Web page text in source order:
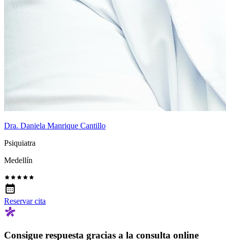
Dra. Daniela Manrique Cantillo
Psiquiatra
Medellín
Reservar cita
Consigue respuesta gracias a la consulta online